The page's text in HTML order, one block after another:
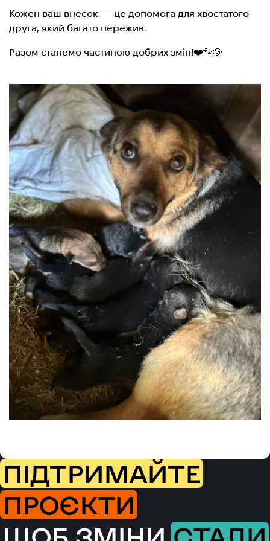
Кожен ваш внесок — це допомога для хвостатого
друга, який багато пережив.
Разом станемо частиною добрих змін!❤️🐾🐶
ПІДТРИМАЙТЕ
ПРОЄКТИ